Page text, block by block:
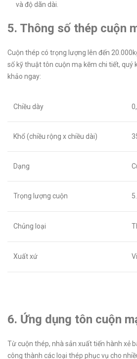
và độ dãn dài.
5. Thông số thép cuộn
Cuộn thép có trọng lượng lên đến
số kỹ thuật tôn cuộn mạ kẽm chi tiết, quý
khảo ngay:
Chiều dày
Khổ (chiều rộng x chiều dài)
Dạng
Trọng lượng cuộn
Chủng loại
Xuất xứ
6. Ứng dụng tôn cuộn
Từ cuộn thép, nhà sản xuất tiến hành xẻ
công thành các loại thép phục vụ cho